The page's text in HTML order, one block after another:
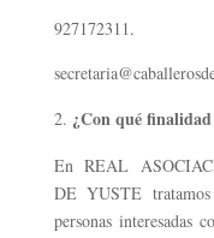
927172311.
¿Con qué finalidad
En REAL
DE YUSTE
personas interesadas